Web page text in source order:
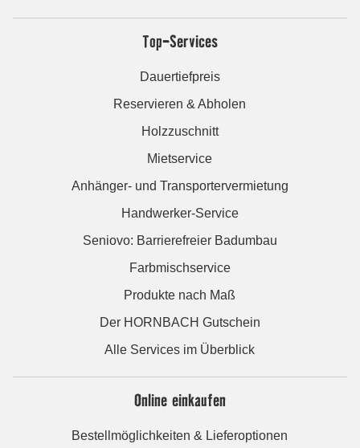
Top-Services
Dauertiefpreis
Reservieren & Abholen
Holzzuschnitt
Mietservice
Anhänger- und Transportervermietung
Handwerker-Service
Seniovo: Barrierefreier Badumbau
Farbmischservice
Produkte nach Maß
Der HORNBACH Gutschein
Alle Services im Überblick
Online einkaufen
Bestellmöglichkeiten & Lieferoptionen